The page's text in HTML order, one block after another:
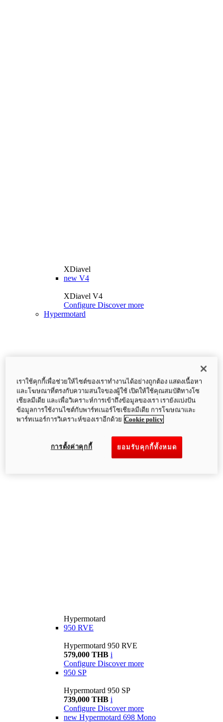
XDiavel
new V4
XDiavel V4
Configure Discover more
Hypermotard
Hypermotard
950 RVE
Hypermotard 950 RVE
579,000 THB i
Configure Discover more
950 SP
Hypermotard 950 SP
739,000 THB i
Configure Discover more
new Hypermotard 698 Mono
เราใช้คุกกี้เพื่อช่วยให้ไซต์ของเราทำงานได้อย่างถูกต้อง แสดงเนื้อหา
และโฆษณาที่ตรงกับความสนใจของผู้ใช้ เปิดให้ใช้คุณสมบัติทางโซ
เชียลมีเดีย และเพื่อวิเคราะห์การเข้าถึงข้อมูลของเรา เรายังแบ่งปัน
ข้อมูลการใช้งานไซต์กับพาร์ทเนอร์โซเชียลมีเดีย การโฆษณาและ
พาร์ทเนอร์การวิเคราะห์ของเราอีกด้วย Cookie policy
ยอมรับคุกกี้ทั้งหมด
การตั้งค่าคุกกี้